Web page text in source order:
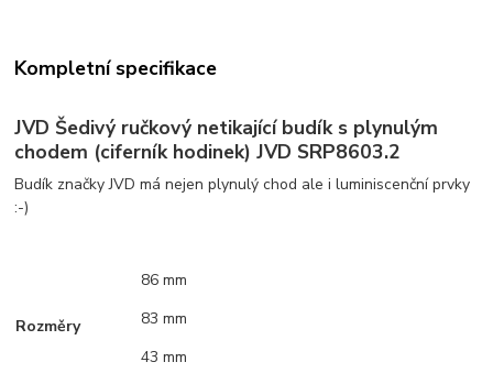
Kompletní specifikace
JVD Šedivý ručkový netikající budík s plynulým
chodem (ciferník hodinek) JVD SRP8603.2
Budík značky JVD má nejen plynulý chod ale i luminiscenční prvky
:-)
Rozměry
86 mm
83 mm
43 mm